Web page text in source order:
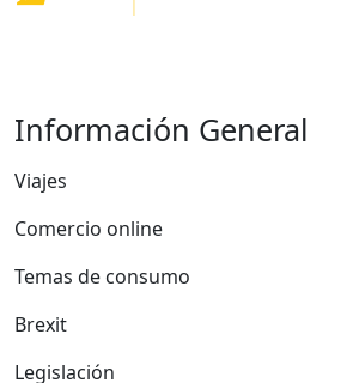
Información General
Viajes
Comercio online
Temas de consumo
Brexit
Legislación